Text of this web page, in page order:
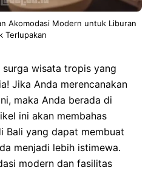
Akomodasi Modern untuk Liburan
Terlupakan
wisata tropis yang
Jika Anda merencanakan
maka Anda berada di
ini akan membahas
Bali yang dapat membuat
menjadi lebih istimewa.
modern dan fasilitas